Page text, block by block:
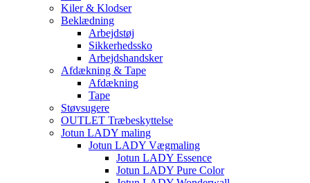
Kiler & Klodser
Beklædning
Arbejdstøj
Sikkerhedssko
Arbejdshandsker
Afdækning & Tape
Afdækning
Tape
Støvsugere
OUTLET Træbeskyttelse
Jotun LADY maling
Jotun LADY Vægmaling
Jotun LADY Essence
Jotun LADY Pure Color